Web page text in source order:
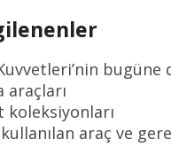
bugüne
araçları
koleksiyonları
kullanılan araç ve